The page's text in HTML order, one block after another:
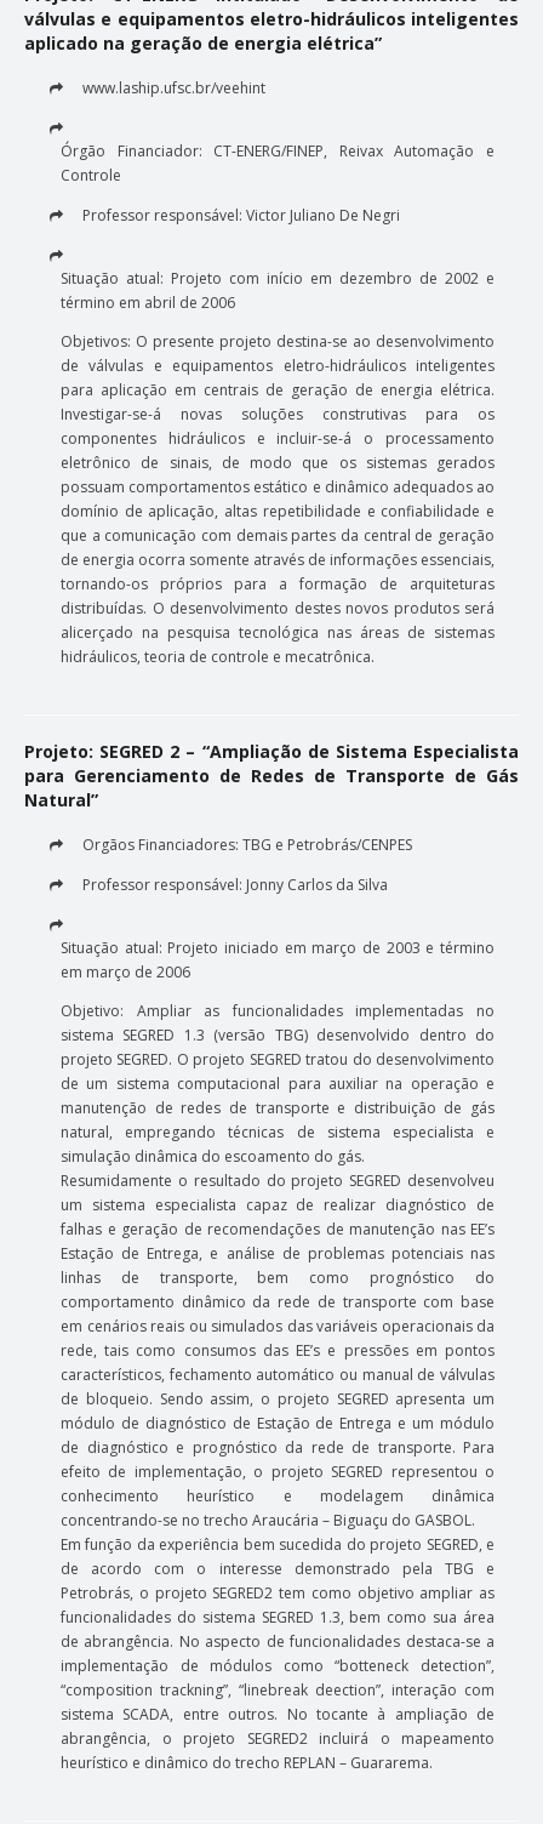
válvulas e equipamentos eletro-hidráulicos inteligentes
aplicado na geração de energia elétrica”
www.laship.ufsc.br/veehint
Órgão Financiador: CT-ENERG/FINEP, Reivax Automação e
Controle
Professor responsável: Victor Juliano De Negri
Situação atual: Projeto com início em dezembro de 2002 e
término em abril de 2006
Objetivos: O presente projeto destina-se ao desenvolvimento
de válvulas e equipamentos eletro-hidráulicos inteligentes
para aplicação em centrais de geração de energia elétrica.
Investigar-se-á novas soluções construtivas para os
componentes hidráulicos e incluir-se-á o processamento
eletrônico de sinais, de modo que os sistemas gerados
possuam comportamentos estático e dinâmico adequados ao
domínio de aplicação, altas repetibilidade e confiabilidade e
que a comunicação com demais partes da central de geração
de energia ocorra somente através de informações essenciais,
tornando-os próprios para a formação de arquiteturas
distribuídas. O desenvolvimento destes novos produtos será
alicerçado na pesquisa tecnológica nas áreas de sistemas
hidráulicos, teoria de controle e mecatrônica.
Projeto: SEGRED 2 – “Ampliação de Sistema Especialista
para Gerenciamento de Redes de Transporte de Gás
Natural”
Orgãos Financiadores: TBG e Petrobrás/CENPES
Professor responsável: Jonny Carlos da Silva
Situação atual: Projeto iniciado em março de 2003 e término
em março de 2006
Objetivo: Ampliar as funcionalidades implementadas no
sistema SEGRED 1.3 (versão TBG) desenvolvido dentro do
projeto SEGRED. O projeto SEGRED tratou do desenvolvimento
de um sistema computacional para auxiliar na operação e
manutenção de redes de transporte e distribuição de gás
natural, empregando técnicas de sistema especialista e
simulação dinâmica do escoamento do gás.
Resumidamente o resultado do projeto SEGRED desenvolveu
um sistema especialista capaz de realizar diagnóstico de
falhas e geração de recomendações de manutenção nas EE’s
Estação de Entrega, e análise de problemas potenciais nas
linhas de transporte, bem como prognóstico do
comportamento dinâmico da rede de transporte com base
em cenários reais ou simulados das variáveis operacionais da
rede, tais como consumos das EE’s e pressões em pontos
característicos, fechamento automático ou manual de válvulas
de bloqueio. Sendo assim, o projeto SEGRED apresenta um
módulo de diagnóstico de Estação de Entrega e um módulo
de diagnóstico e prognóstico da rede de transporte. Para
efeito de implementação, o projeto SEGRED representou o
conhecimento heurístico e modelagem dinâmica
concentrando-se no trecho Araucária – Biguaçu do GASBOL.
Em função da experiência bem sucedida do projeto SEGRED, e
de acordo com o interesse demonstrado pela TBG e
Petrobrás, o projeto SEGRED2 tem como objetivo ampliar as
funcionalidades do sistema SEGRED 1.3, bem como sua área
de abrangência. No aspecto de funcionalidades destaca-se a
implementação de módulos como “botteneck detection”,
“composition trackning”, “linebreak deection”, interação com
sistema SCADA, entre outros. No tocante à ampliação de
abrangência, o projeto SEGRED2 incluirá o mapeamento
heurístico e dinâmico do trecho REPLAN – Guararema.